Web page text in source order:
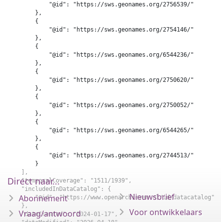
            "@id": "https://sws.geonames.org/2756539/"
        },
        {
            "@id": "https://sws.geonames.org/2754146/"
        },
        {
            "@id": "https://sws.geonames.org/6544236/"
        },
        {
            "@id": "https://sws.geonames.org/2750620/"
        },
        {
            "@id": "https://sws.geonames.org/2750052/"
        },
        {
            "@id": "https://sws.geonames.org/6544265/"
        },
        {
            "@id": "https://sws.geonames.org/2744513/"
        }
    ],
    "temporalCoverage": "1511/1939",
    "includedInDataCatalog": {
        "@id": "https://www.openarchieven.nl/id/datacatalog"
    },
    "dateCreated": "2024-01-17",
Direct naar...
Abonnement
Vraag/antwoord
Nieuwsbrief
Voor ontwikkelaars